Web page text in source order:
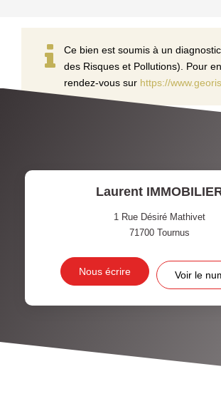
Ce bien est soumis à un
des Risques et Pollutions). Pour
rendez-vous sur https://
Laurent
1 Rue Désiré Mathivet
71700 Tournus
Nous écrire Voir le